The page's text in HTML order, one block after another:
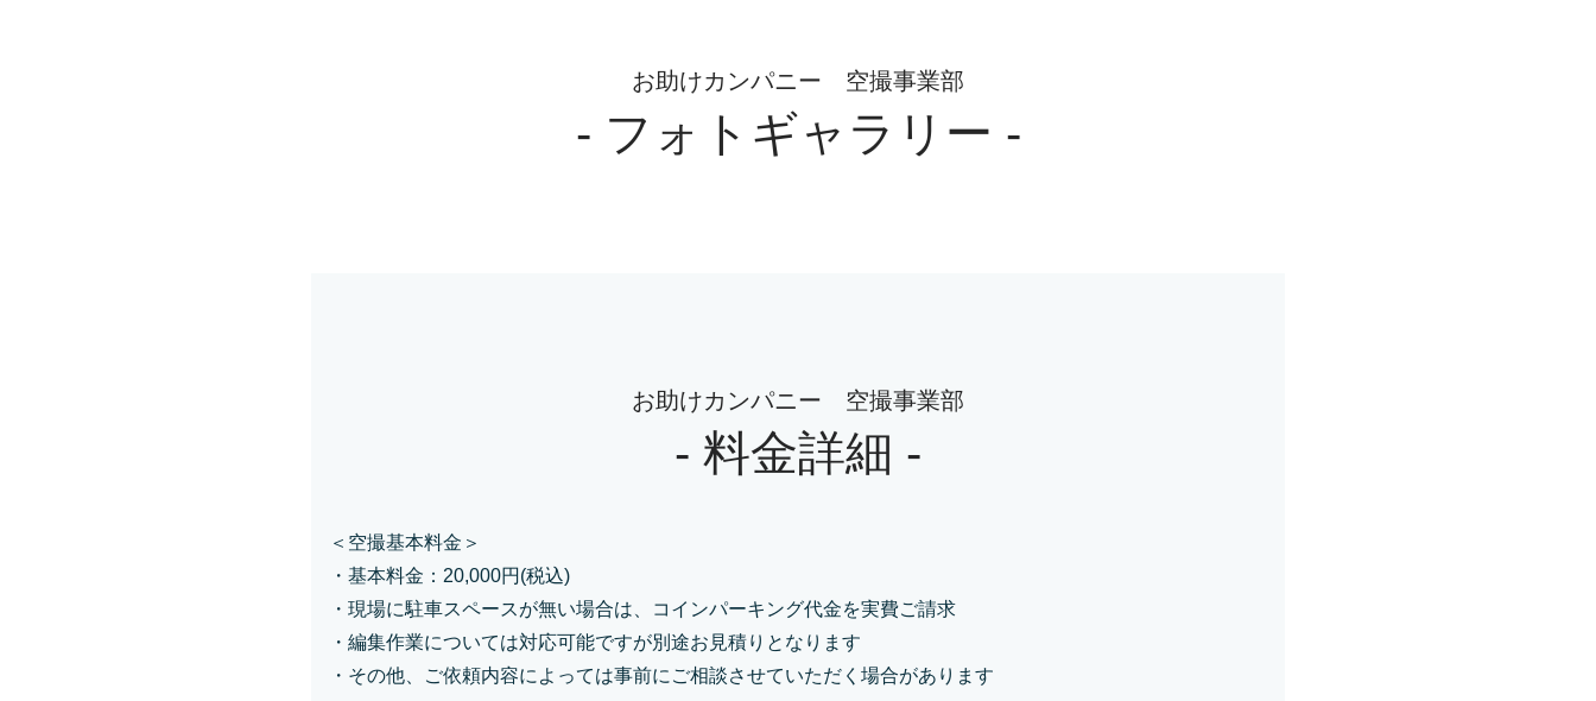
お助けカンパニー 空撮事業部
- フォトギャラリー -
お助けカンパニー 空撮事業部
- 料金詳細 -
＜空撮基本料金＞
・基本料金：20,000円(税込)
・現場に駐車スペースが無い場合は、コインパーキング代金を実費ご請求
・編集作業については対応可能ですが別途お見積りとなります
・その他、ご依頼内容によっては事前にご相談させていただく場合があります